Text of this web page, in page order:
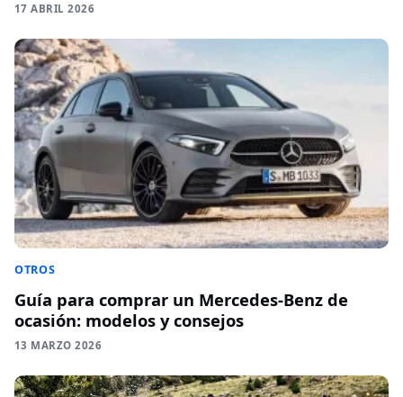
17 ABRIL 2026
OTROS
Guía para comprar un Mercedes-Benz de
ocasión: modelos y consejos
13 MARZO 2026